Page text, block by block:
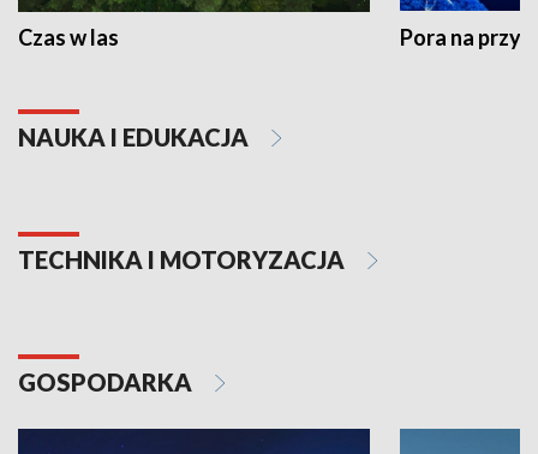
Czas w las Pora na
NAUKA I EDUKACJA
TECHNIKA I MOTORYZACJA
GOSPODARKA